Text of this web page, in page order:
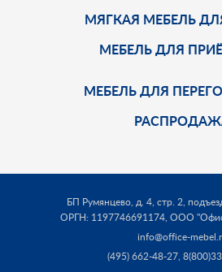
МЯГКАЯ МЕБЕЛЬ
МЕБЕЛЬ ДЛЯ
МЕБЕЛЬ ДЛЯ
БП Румянцево, д. 4, стр. 2,
ОРГН: 1197746691174, ООО "Офис
info@office-
(495) 662-48-27,